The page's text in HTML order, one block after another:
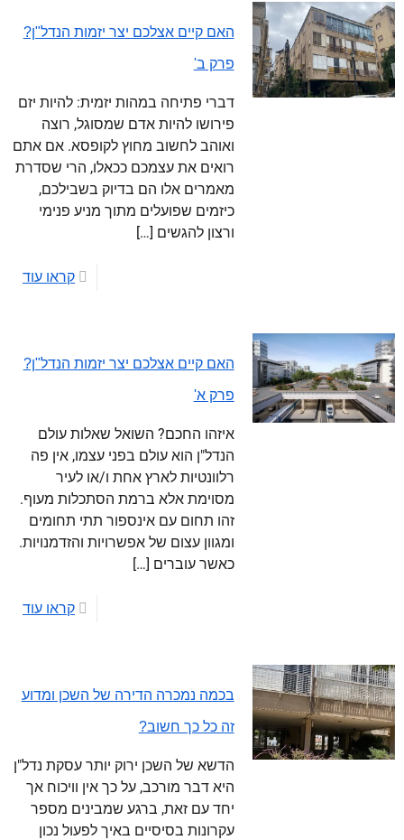
האם קיים אצלכם יצר יזמות הנדל"ן?
פרק ב'
דברי פתיחה במהות יזמית: להיות יזם
פירושו להיות אדם שמסוגל, רוצה
ואוהב לחשוב מחוץ לקופסא. אם אתם
רואים את עצמכם ככאלו, הרי שסדרת
מאמרים אלו הם בדיוק בשבילכם,
כיזמים שפועלים מתוך מניע פנימי
ורצון להגשים […]
קראו עוד
האם קיים אצלכם יצר יזמות הנדל"ן?
פרק א'
איזהו החכם? השואל שאלות עולם
הנדל"ן הוא עולם בפני עצמו, אין פה
רלוונטיות לארץ אחת ו/או לעיר
מסוימת אלא ברמת הסתכלות מעוף.
זהו תחום עם אינספור תתי תחומים
ומגוון עצום של אפשרויות והזדמנויות.
כאשר עוברים […]
קראו עוד
בכמה נמכרה הדירה של השכן ומדוע
זה כל כך חשוב?
הדשא של השכן ירוק יותר עסקת נדל"ן
היא דבר מורכב, על כך אין וויכוח אך
יחד עם זאת, ברגע שמבינים מספר
עקרונות בסיסיים באיך לפעול נכון